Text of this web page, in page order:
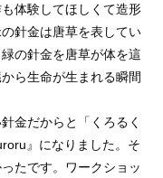
体験してほしくて造形
針金は唐草を表してい
の針金を唐草が体を這
ら生命が生まれる瞬間
金だからと「くろるく
』になりました。そ
たです。ワークショッ